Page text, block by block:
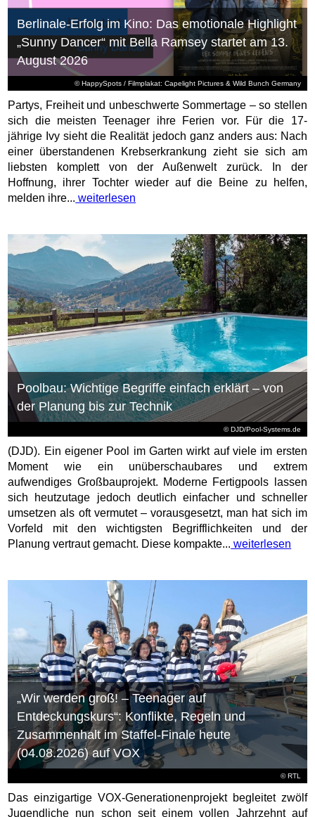
© HappySpots / Filmplakat: Capelight Pictures & Wild Bunch Germany
Berlinale-Erfolg im Kino: Das emotionale Highlight
„Sunny Dancer“ mit Bella Ramsey startet am 13.
August 2026
Partys, Freiheit und unbeschwerte Sommertage – so stellen
sich die meisten Teenager ihre Ferien vor. Für die 17-
jährige Ivy sieht die Realität jedoch ganz anders aus: Nach
einer überstandenen Krebserkrankung zieht sie sich am
liebsten komplett von der Außenwelt zurück. In der
Hoffnung, ihrer Tochter wieder auf die Beine zu helfen,
melden ihre... weiterlesen
© DJD/Pool-Systems.de
Poolbau: Wichtige Begriffe einfach erklärt – von
der Planung bis zur Technik
(DJD). Ein eigener Pool im Garten wirkt auf viele im ersten
Moment wie ein unüberschaubares und extrem
aufwendiges Großbauprojekt. Moderne Fertigpools lassen
sich heutzutage jedoch deutlich einfacher und schneller
umsetzen als oft vermutet – vorausgesetzt, man hat sich im
Vorfeld mit den wichtigsten Begrifflichkeiten und der
Planung vertraut gemacht. Diese kompakte... weiterlesen
©RTL
„Wir werden groß! – Teenager auf
Entdeckungskurs“: Konflikte, Regeln und
Zusammenhalt im Staffel-Finale heute
(04.08.2026) auf VOX
Das einzigartige VOX-Generationenprojekt begleitet zwölf
Jugendliche nun schon seit einem vollen Jahrzehnt auf